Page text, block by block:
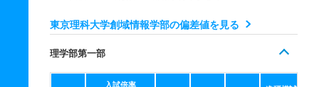
東京理科大学創域情報学部の偏差値を見る
理学部第一部
入試倍率